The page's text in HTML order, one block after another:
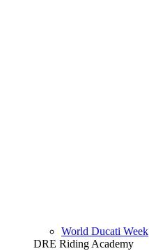
World Ducati Week
DRE Riding Academy